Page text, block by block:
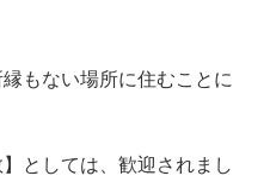
もない場所に住むことに
としては、歓迎されまし